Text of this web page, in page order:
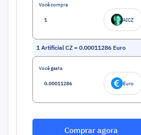
Você compra
AICZ
1 Artificial CZ = 0.00011286 Euro
Você gasta
Euro
Comprar agora